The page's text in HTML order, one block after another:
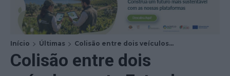
Início Últimas Colisão entre dois veículos...
Colisão entre dois